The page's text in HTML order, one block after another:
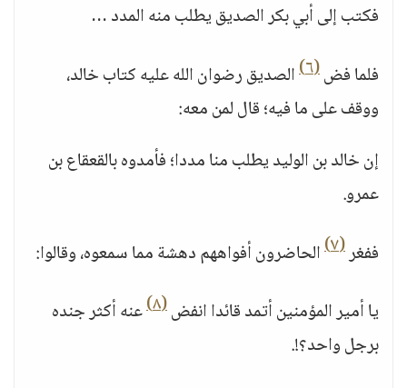
فكتب إلى أبي بكر الصديق يطلب منه المدد …
فلما فض(٦)
الصديق رضوان الله عليه كتاب خالد،
ووقف على ما فيه؛ قال لمن معه:
إن خالد بن الوليد يطلب منا مددا؛ فأمدوه بالقعقاع بن
عمرو.
ففغر(٧)
الحاضرون أفواههم دهشة مما سمعوه، وقالوا:
يا أمير المؤمنين أتمد قائدا انفض(٨)
عنه أكثر جنده
برجل واحد؟!.